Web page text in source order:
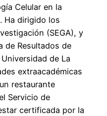
Celular en la
Ha dirigido los
(SEGA), y
de Resultados de
de La
extraacadémicas
restaurante
Servicio de
certificada por la